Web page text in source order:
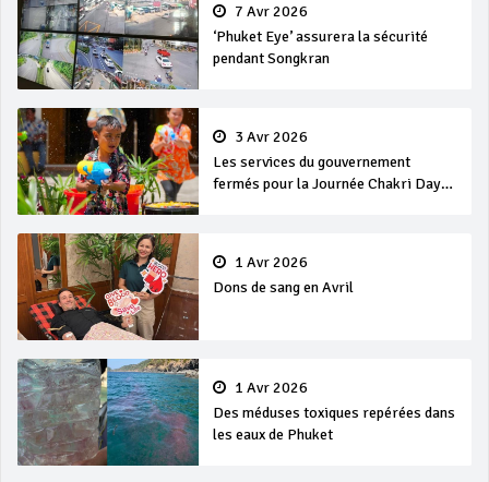
7 Avr 2026
‘Phuket Eye’ assurera la sécurité
pendant Songkran
3 Avr 2026
Les services du gouvernement
fermés pour la Journée Chakri Day
1 Avr 2026
Dons de sang en Avril
1 Avr 2026
Des méduses toxiques repérées dans
les eaux de Phuket